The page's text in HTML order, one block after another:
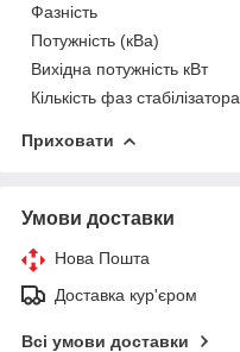
Фазність
Потужність (кВа)
Вихідна потужність кВт
Кількість фаз стабілізатора
Приховати
Умови доставки
Нова Пошта
Доставка кур'єром
Всі умови доставки